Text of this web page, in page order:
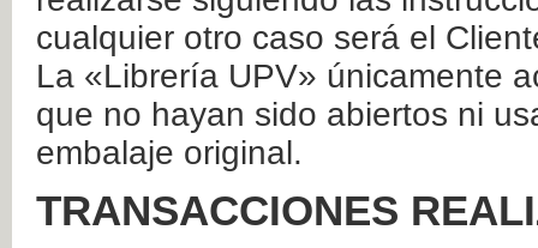
cualquier otro caso será el
La «Librería UPV» únicamente
que no hayan sido abiertos ni
embalaje original.
TRANSACCIONES